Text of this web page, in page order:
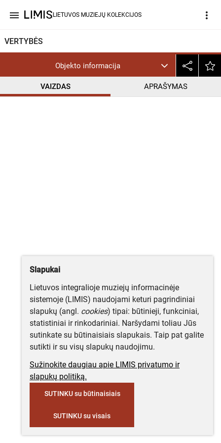
menu LIETUVOS MUZIEJŲ KOLEKCIJOS more_vert
VERTYBĖS
Objekto informacija
VAIZDAS APRAŠYMAS
Slapukai
Lietuvos integralioje muziejų informacinėje
sistemoje (LIMIS) naudojami keturi pagrindiniai
slapukų (angl. cookies) tipai: būtinieji, funkciniai,
statistiniai ir rinkodariniai. Naršydami toliau Jūs
sutinkate su būtinaisiais slapukais. Taip pat galite
sutikti ir su visų slapukų naudojimu.
Sužinokite daugiau apie LIMIS privatumo ir
slapukų politiką.
SUTINKU su būtinaisiais
SUTINKU su visais